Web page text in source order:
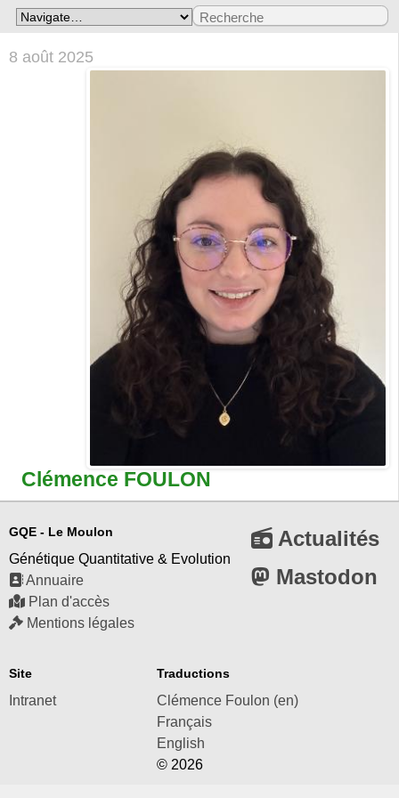
8 août 2025
Clémence FOULON
GQE - Le Moulon
Génétique Quantitative & Evolution
Annuaire
Plan d'accès
Mentions légales
Actualités
Mastodon
Site
Intranet
Traductions
Clémence Foulon (en)
Français
English
© 2026